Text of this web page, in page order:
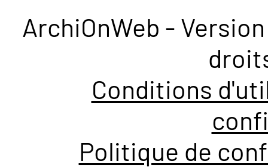
ArchiOnWeb -
Conditions
Politique de